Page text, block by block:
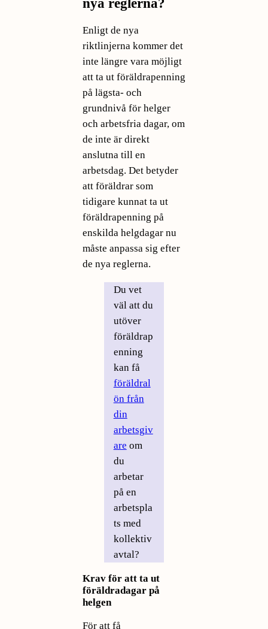
Enligt de nya
riktlinjerna kommer det
inte längre vara möjligt
att ta ut föräldrapenning
på lägsta- och
grundnivå för helger
och arbetsfria dagar, om
de inte är direkt
anslutna till en
arbetsdag. Det betyder
att föräldrar som
tidigare kunnat ta ut
föräldrapenning på
enskilda helgdagar nu
måste anpassa sig efter
de nya reglerna.
Du vet
väl att du
utöver
föräldrap
enning
kan få
föräldral
ön från
din
arbetsgiv
are om
du
arbetar
på en
arbetspla
ts med
kollektiv
avtal?
Krav för att ta ut
föräldradagar på
helgen
För att få